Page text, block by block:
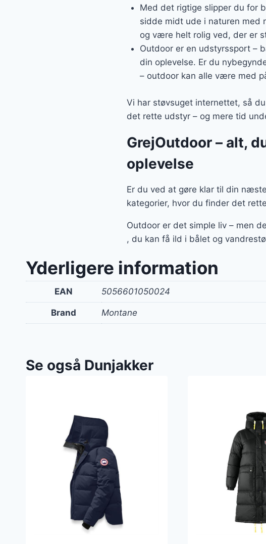
Med det rigtige slipper du for
sidde midt ude i naturen med
og være helt rolig ved, der er
Outdoor er en udstyrssport –
din oplevelse. Er du
– outdoor kan alle være med
Vi har støvsuget internettet, så
det rette udstyr – og mere tid
GrejOutdoor – alt,
oplevelse
Er du ved at gøre klar til din
kategorier, hvor du finder det
Outdoor er det simple liv – men
, du kan få ild i bålet og
Yderligere information
EAN 5056601050024
Brand Montane
Se også Dunjakker